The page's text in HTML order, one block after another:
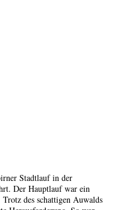
online gestellt.
Stadtlauf in der
Der Hauptlauf war ein
des schattigen Auwalds